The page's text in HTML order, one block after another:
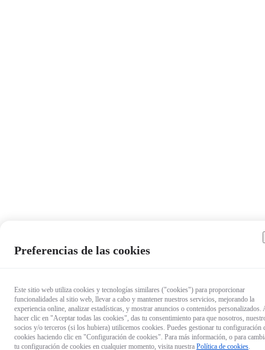
Preferencias de las cookies
Este sitio web utiliza cookies y tecnologías similares ("cookies") para proporcionar
funcionalidades al sitio web, llevar a cabo y mantener nuestros servicios, mejorando la
experiencia online, analizar estadísticas, y mostrar anuncios o contenidos personalizados.
hacer clic en "Aceptar todas las cookies", das tu consentimiento para que nosotros,
socios y/o terceros (si los hubiera) utilicemos cookies. Puedes gestionar tu configuración
cookies haciendo clic en "Configuración de cookies". Para más información, o para
tu configuración de cookies en cualquier momento, visita nuestra Política de cookies.